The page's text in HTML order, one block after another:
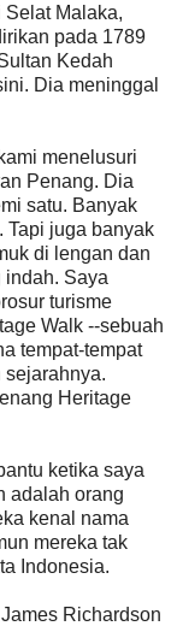
Malaka,
pada 1789
Kedah
Dia meninggal
menelusuri
Penang. Dia
satu. Banyak
Tapi juga banyak
di lengan dan
indah. Saya
turisme
Walk --sebuah
tempat-tempat
sejarahnya.
Heritage
ketika saya
adalah orang
kenal nama
mereka tak
Indonesia.
Richardson